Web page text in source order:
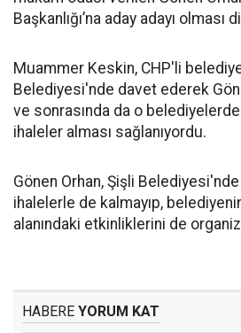
Başkanlığı’na aday adayı olması
Muammer Keskin, CHP'li belediye
Belediyesi'nde davet ederek
ve sonrasında da o
ihaleler alması sağlanıyordu.
Gönen Orhan, Şişli
ihalelerle de kalmayıp,
alanındaki etkinliklerini de
HABERE YORUM KAT